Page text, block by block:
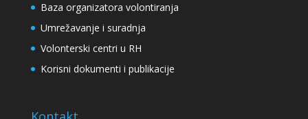
Baza organizatora volontiranja
Umrežavanje i suradnja
Volonterski centri u RH
Korisni dokumenti i publikacije